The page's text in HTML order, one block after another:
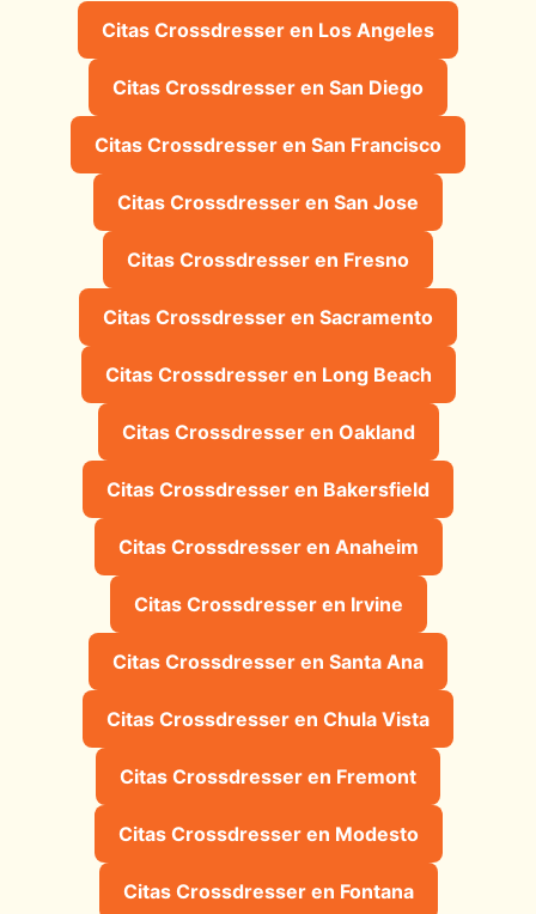
Citas Crossdresser en Los Angeles
Citas Crossdresser en San Diego
Citas Crossdresser en San Francisco
Citas Crossdresser en San Jose
Citas Crossdresser en Fresno
Citas Crossdresser en Sacramento
Citas Crossdresser en Long Beach
Citas Crossdresser en Oakland
Citas Crossdresser en Bakersfield
Citas Crossdresser en Anaheim
Citas Crossdresser en Irvine
Citas Crossdresser en Santa Ana
Citas Crossdresser en Chula Vista
Citas Crossdresser en Fremont
Citas Crossdresser en Modesto
Citas Crossdresser en Fontana